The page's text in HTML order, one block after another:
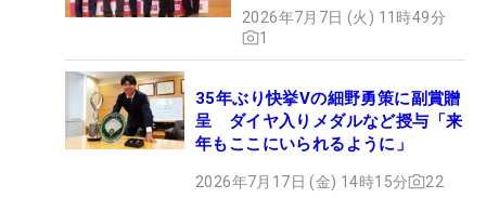
2026年7月7日 (火) 11時49分
1
35年ぶり快挙Vの細野勇策に副賞贈
呈 ダイヤ入りメダルなど授与「来
年もここにいられるように」
2026年7月17日 (金) 14時15分 22